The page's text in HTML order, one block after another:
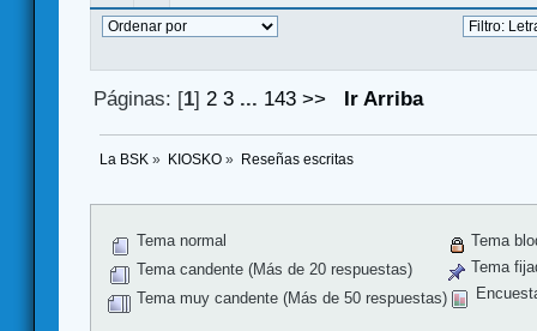
Páginas: [1] 2 3 ... 143 >> Ir Arriba
La BSK » KIOSKO» Reseñas escritas
Tema normal
Tema candente (Más de 20 respuestas)
Tema muy candente (Más de 50 respuestas)
Tema
Tema